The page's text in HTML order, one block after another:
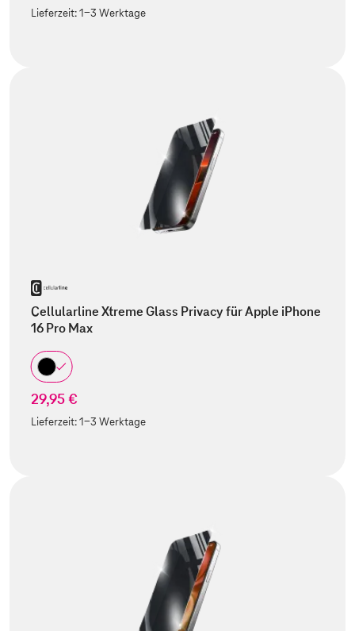
Lieferzeit:1-3 Werktage
Cellularline Xtreme Glass Privacy für Apple iPhone
16 Pro Max
29,95 €
Lieferzeit:1-3 Werktage